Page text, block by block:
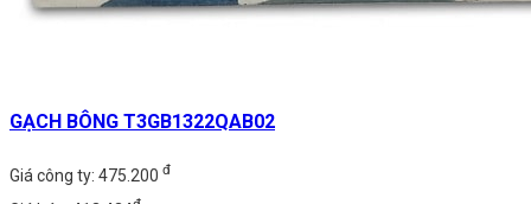
GẠCH BÔNG T3GB1322QAB02
Giá công ty: 475.200 đ